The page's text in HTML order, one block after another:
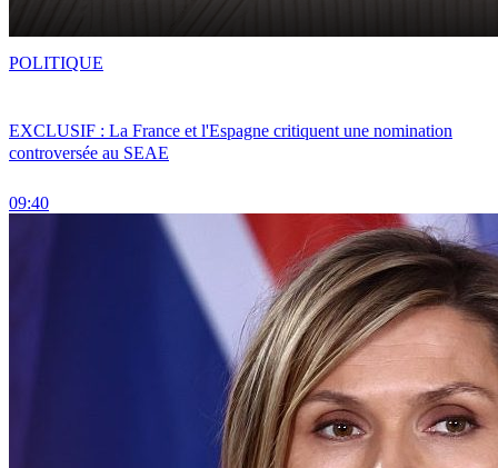
EXCLUSIF : La France et l'Espagne critiquent une nomination
controversée au SEAE
09:40
POLITIQUE